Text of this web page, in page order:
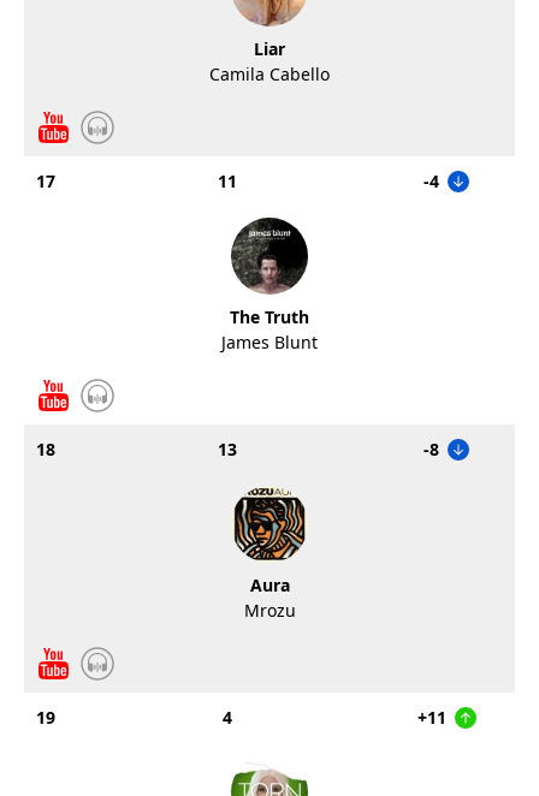
Liar
Camila Cabello
17 11 -4
The Truth
James Blunt
18 13 -8
Aura
Mrozu
19 4 +11